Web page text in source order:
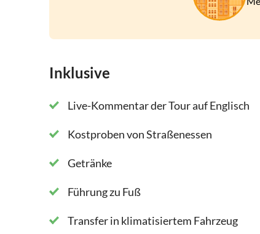
Inklusive
Live-Kommentar der Tour auf Englisch
Kostproben von Straßenessen
Getränke
Führung zu Fuß
Transfer in klimatisiertem Fahrzeug